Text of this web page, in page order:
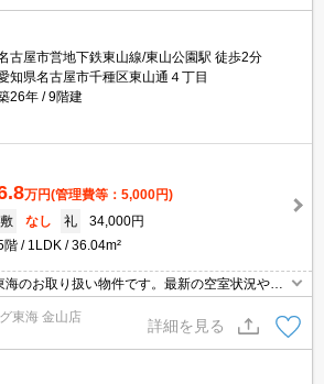
古屋市営地下鉄東山線/東山公園駅 徒歩2分
知県名古屋市千種区東山通４丁目
26年
9階建
万円(管理費等：5,000円)
敷
なし 礼
34,000円
階
1LDK 36.04m²
のお取り扱い物件です。最新の空室状況やの
問い合わせ下さい。
東海 金山店
詳細を見る